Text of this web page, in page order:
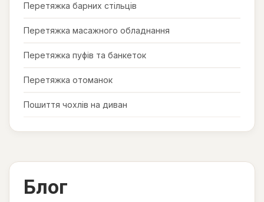
Перетяжка барних стільців
Перетяжка масажного обладнання
Перетяжка пуфів та банкеток
Перетяжка отоманок
Пошиття чохлів на диван
Блог